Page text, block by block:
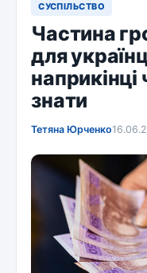
СУСПІЛЬСТВО
Частина
для
знати
Тетяна Юрченко